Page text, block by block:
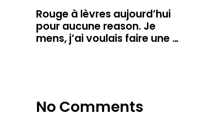
Rouge à lèvres aujourd’hui
pour aucune reason. Je
mens, j’ai voulais faire une …
No Comments